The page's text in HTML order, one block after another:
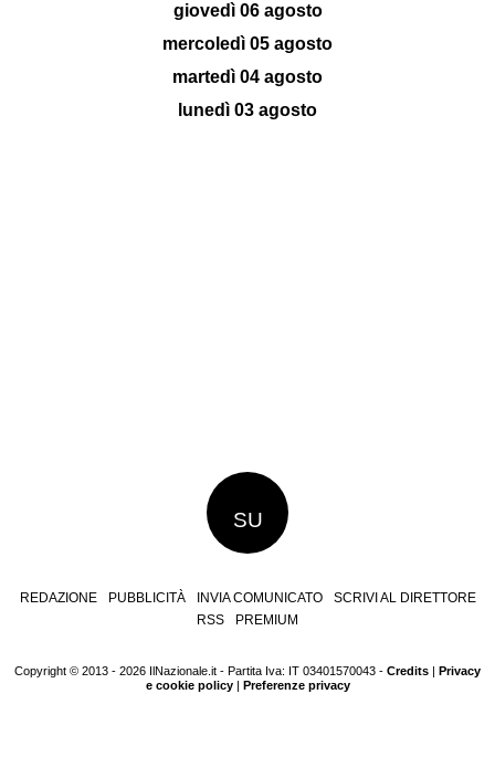
giovedì 06 agosto
mercoledì 05 agosto
martedì 04 agosto
lunedì 03 agosto
SU
REDAZIONE PUBBLICITÀ INVIA COMUNICATO
SCRIVI AL DIRETTORE
RSS
PREMIUM
Copyright © 2013 - 2026 IlNazionale.it - Partita Iva: IT 03401570043 - Credits | Privacy
e cookie policy| Preferenze privacy